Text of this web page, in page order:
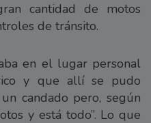
cantidad de motos
de tránsito.
en el lugar personal
y que allí se pudo
candado pero, según
y está todo”. Lo que